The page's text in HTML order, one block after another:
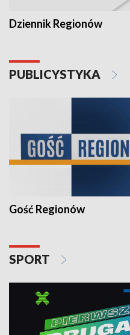
Dziennik Regionów
PUBLICYSTYKA
Gość Regionów
SPORT